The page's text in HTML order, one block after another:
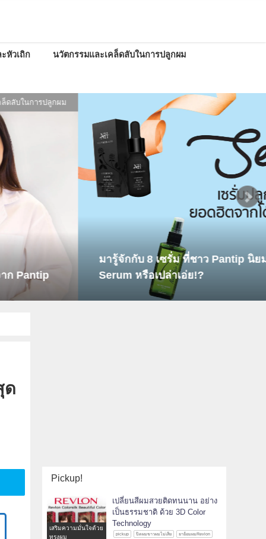
หัวเถิก นวัตกรรมและเคล็ดลับในการปลูกผม
บในการปลูกผม
Pantip
มารู้จักกับ 8 เซรั่ม ที่ชาว Pantip นิยม
Serum หรือเปล่าเอ่ย!?
ด
Pickup!
เสริมความมั่นใจด้วย
ทรงผม
เปลี่ยนสีผมสวยติดทนนาน อย่าง
เป็นธรรมชาติ ด้วย 3D Color
Technology
pickup ปิดผมขาวผมไม่เสีย
ยาย้อมผมRevlon